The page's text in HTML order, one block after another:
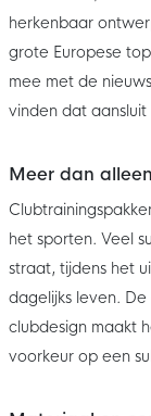
herkenbaar
grote Europese
mee met de
vinden dat
Meer dan
het sporten. Veel
straat, tijdens het
dagelijks leven.
clubdesign maakt
voorkeur op een